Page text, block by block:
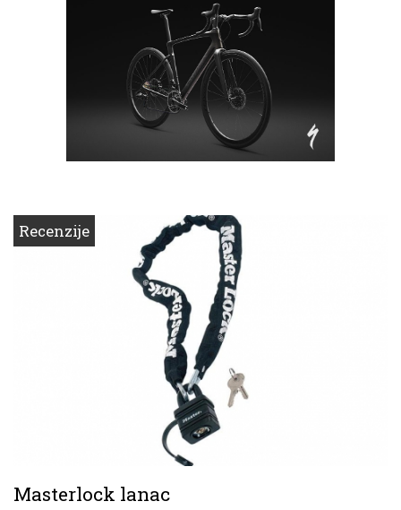
Recenzije
Masterlock lanac